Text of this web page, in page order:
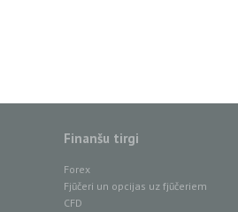
Finanšu tirgi
Forex
Fjūčeri un opcijas uz fjūčeriem
CFD